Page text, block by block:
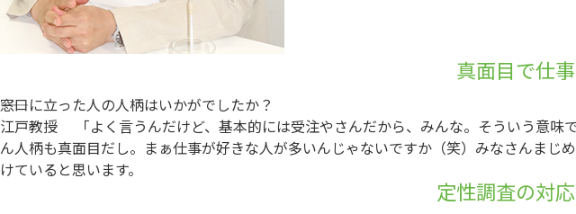
真面目で仕
――窓口に立った人の人柄はいかがでしたか？
江戸教授 「よく言うんだけど、基本的には受注やさんだから、みんな。そういう意味
ん人柄も真面目だし。まぁ仕事が好きな人が多いんじゃないですか（笑）みなさんま
けていると思います。
定性調査の対